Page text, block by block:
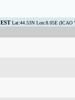
Lat:44.53N Lon:8.05E (ICAO